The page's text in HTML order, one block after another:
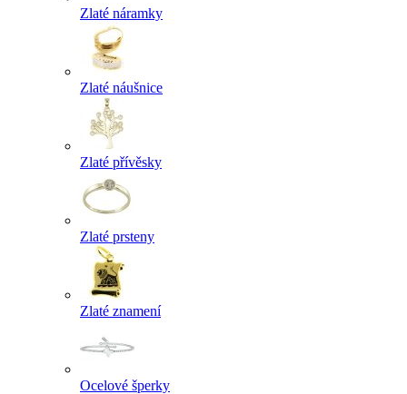
Zlaté náramky
Zlaté náušnice
Zlaté přívěsky
Zlaté prsteny
Zlaté znamení
Ocelové šperky